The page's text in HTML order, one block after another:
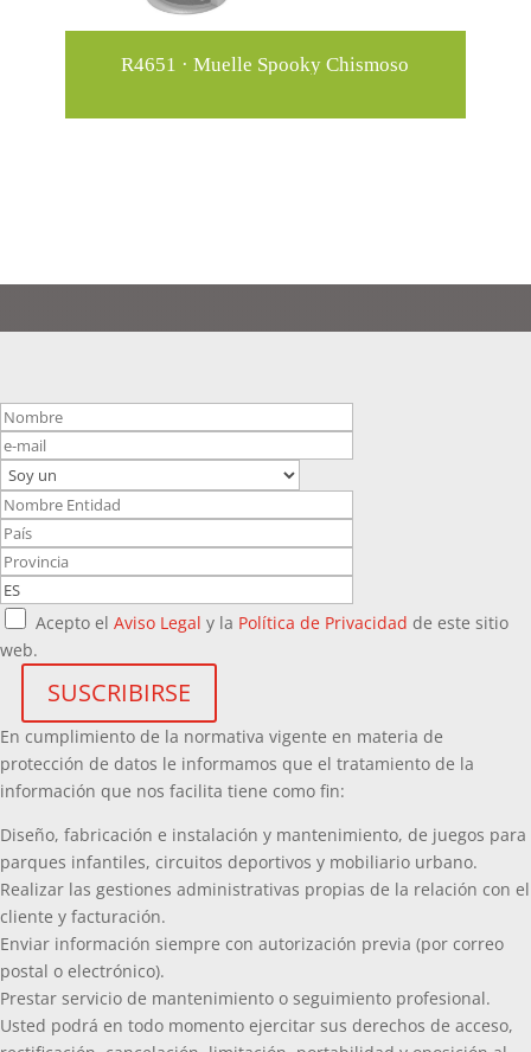
R4651 · Muelle Spooky Chismoso
Acepto el Aviso Legal y la Política de Privacidad de este sitio
web.
En cumplimiento de la normativa vigente en materia de
protección de datos le informamos que el tratamiento de la
información que nos facilita tiene como fin:
Diseño, fabricación e instalación y mantenimiento, de juegos para
parques infantiles, circuitos deportivos y mobiliario urbano.
Realizar las gestiones administrativas propias de la relación con el
cliente y facturación.
Enviar información siempre con autorización previa (por correo
postal o electrónico).
Prestar servicio de mantenimiento o seguimiento profesional.
Usted podrá en todo momento ejercitar sus derechos de acceso,